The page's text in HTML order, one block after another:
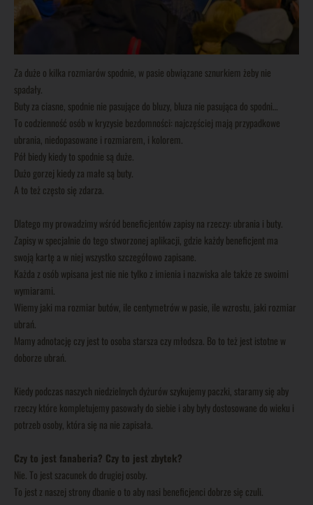
Za duże o kilka rozmiarów spodnie, w pasie obwiązane sznurkiem żeby nie
spadały.
Buty za ciasne, spodnie nie pasujące do bluzy, bluza nie pasująca do spodni…
To codzienność osób w kryzysie bezdomności: najczęściej mają przypadkowe
ubrania, niedopasowane i rozmiarem, i kolorem.
Pół biedy kiedy to spodnie są duże.
Dużo gorzej kiedy za małe są buty.
A to też często się zdarza.
Dlatego my prowadzimy wśród beneficjentów zapisy na rzeczy: ubrania i buty.
Zapisy w specjalnie do tego stworzonej aplikacji, gdzie każdy beneficjent ma
swoją kartę a w niej wszystko szczegółowo zapisane.
Każda z osób wpisana jest nie nie tylko z imienia i nazwiska ale także ze swoimi
wymiarami.
Wiemy jaki ma rozmiar butów, ile centymetrów w pasie, ile wzrostu, jaki rozmiar
ubrań.
Mamy adnotację czy jest to osoba starsza czy młodsza. Bo to też jest istotne w
doborze ubrań.
Kiedy podczas naszych niedzielnych dyżurów szykujemy paczki, staramy się aby
rzeczy które kompletujemy pasowały do siebie i aby były dostosowane do wieku i
potrzeb osoby, która się na nie zapisała.
Czy to jest fanaberia? Czy to jest zbytek?
Nie. To jest szacunek do drugiej osoby.
To jest z naszej strony dbanie o to aby nasi beneficjenci dobrze się czuli.